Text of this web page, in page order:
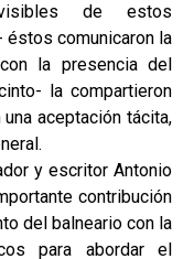
de estos
comunicaron la
la presencia del
la compartieron
aceptación tácita,
y escritor Antonio
contribución
del balneario con la
para abordar el